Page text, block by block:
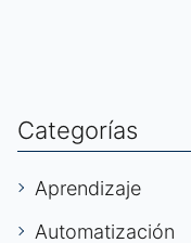
Categorías
Aprendizaje
Automatización